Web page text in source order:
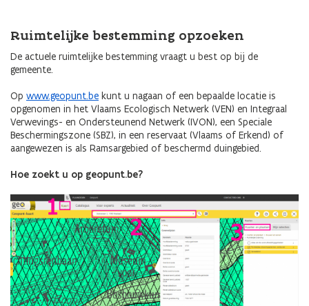
Ruimtelijke bestemming opzoeken
De actuele ruimtelijke bestemming vraagt u best op bij de
gemeente.
Op www.geopunt.be kunt u nagaan of een bepaalde locatie is
opgenomen in het Vlaams Ecologisch Netwerk (VEN) en Integraal
Verwevings- en Ondersteunend Netwerk (IVON), een Speciale
Beschermingszone (SBZ), in een reservaat (Vlaams of Erkend) of
aangewezen is als Ramsargebied of beschermd duingebied.
Hoe zoekt u op geopunt.be?
Afbeelding